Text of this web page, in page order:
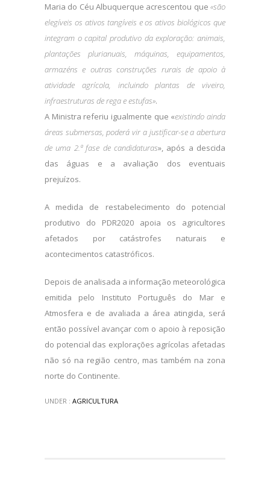
Maria do Céu Albuquerque acrescentou que «são
elegíveis os ativos tangíveis e os ativos biológicos que
integram o capital produtivo da exploração: animais,
plantações plurianuais, máquinas, equipamentos,
armazéns e outras construções rurais de apoio à
atividade agrícola, incluindo plantas de viveiro,
infraestruturas de rega e estufas».
A Ministra referiu igualmente que «existindo ainda
áreas submersas, poderá vir a justificar-se a abertura
de uma 2.ª fase de candidaturas», após a descida
das águas e a avaliação dos eventuais
prejuízos.
A medida de restabelecimento do potencial
produtivo do PDR2020 apoia os agricultores
afetados por catástrofes naturais e
acontecimentos catastróficos.
Depois de analisada a informação meteorológica
emitida pelo Instituto Português do Mar e
Atmosfera e de avaliada a área atingida, será
então possível avançar com o apoio à reposição
do potencial das explorações agrícolas afetadas
não só na região centro, mas também na zona
norte do Continente.
UNDER : AGRICULTURA